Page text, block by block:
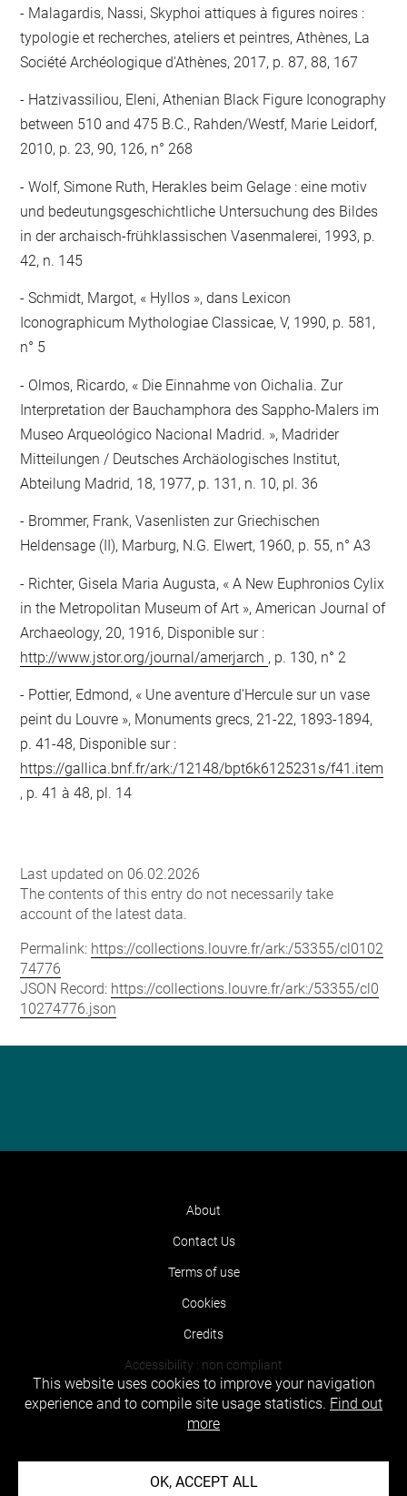
Malagardis, Nassi, Skyphoi attiques à figures noires :
typologie et recherches, ateliers et peintres, Athènes, La
Société Archéologique d'Athènes, 2017, p. 87, 88, 167
Hatzivassiliou, Eleni, Athenian Black Figure Iconography
between 510 and 475 B.C., Rahden/Westf, Marie Leidorf,
2010, p. 23, 90, 126, n° 268
Wolf, Simone Ruth, Herakles beim Gelage : eine motiv
und bedeutungsgeschichtliche Untersuchung des Bildes
in der archaisch-frühklassischen Vasenmalerei, 1993, p.
42, n. 145
Schmidt, Margot, « Hyllos », dans Lexicon
Iconographicum Mythologiae Classicae, V, 1990, p. 581,
n° 5
Olmos, Ricardo, « Die Einnahme von Oichalia. Zur
Interpretation der Bauchamphora des Sappho-Malers im
Museo Arqueológico Nacional Madrid. », Madrider
Mitteilungen / Deutsches Archäologisches Institut,
Abteilung Madrid, 18, 1977, p. 131, n. 10, pl. 36
Brommer, Frank, Vasenlisten zur Griechischen
Heldensage (II), Marburg, N.G. Elwert, 1960, p. 55, n° A3
Richter, Gisela Maria Augusta, « A New Euphronios Cylix
in the Metropolitan Museum of Art », American Journal of
Archaeology, 20, 1916, Disponible sur :
http://www.jstor.org/journal/amerjarch , p. 130, n° 2
Pottier, Edmond, « Une aventure d'Hercule sur un vase
peint du Louvre », Monuments grecs, 21-22, 1893-1894,
p. 41-48, Disponible sur :
https://gallica.bnf.fr/ark:/12148/bpt6k6125231s/f41.item
, p. 41 à 48, pl. 14
Last updated on 06.02.2026
The contents of this entry do not necessarily take
account of the latest data.
Permalink: https://collections.louvre.fr/ark:/53355/cl0102
74776
JSON Record: https://collections.louvre.fr/ark:/53355/cl0
10274776.json
About
Contact Us
Terms of use
Cookies
Credits
Accessibility : non compliant
This website uses cookies to improve your navigation
experience and to compile site usage statistics. Find out
more
OK, ACCEPT ALL